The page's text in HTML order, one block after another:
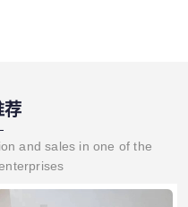
荐
and sales in one of the